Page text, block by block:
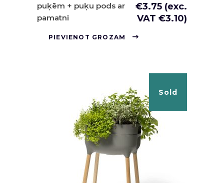
puķēm + puķu pods ar
pamatni
€3.75 (exc.
VAT €3.10)
PIEVIENOT GROZAM
Sold